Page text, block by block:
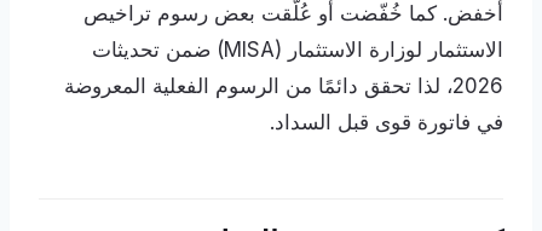
أخفض. كما خُفّضت أو عُلّقت بعض رسوم تراخيص
الاستثمار لوزارة الاستثمار (MISA) ضمن تحديثات
2026، لذا تحقق دائمًا من الرسوم الفعلية المعروضة
في فاتورة قوى قبل السداد.